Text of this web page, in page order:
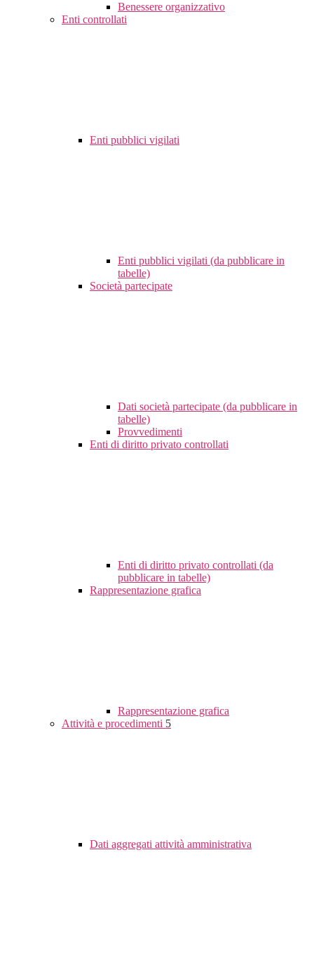
Benessere organizzativo
Enti controllati
Enti pubblici vigilati
Enti pubblici vigilati (da pubblicare in
tabelle)
Società partecipate
Dati società partecipate (da pubblicare in
tabelle)
Provvedimenti
Enti di diritto privato controllati
Enti di diritto privato controllati (da
pubblicare in tabelle)
Rappresentazione grafica
Rappresentazione grafica
Attività e procedimenti 5
Dati aggregati attività amministrativa